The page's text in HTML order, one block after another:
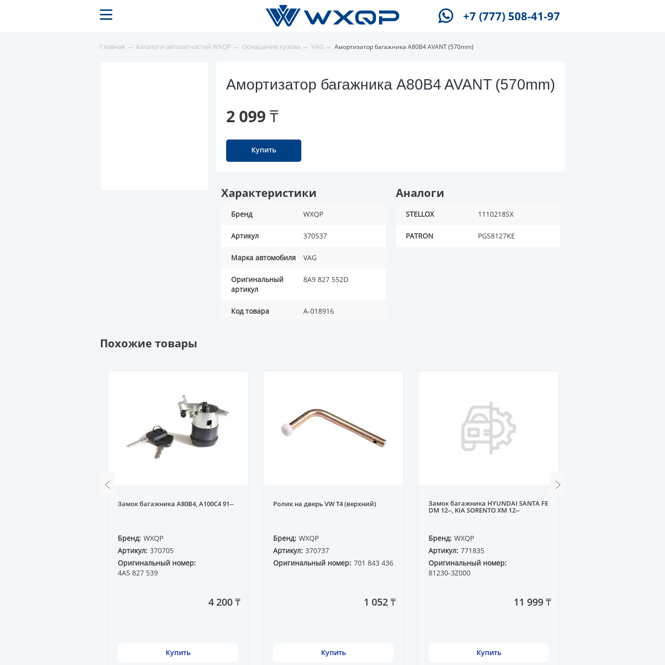
+7 (777) 508-41-97
Главная → Каталоги автозапчастей WXQP → Оснащение кузова → VAG → Амортизатор багажника A80B4 AVANT (570mm)
Амортизатор багажника A80B4 AVANT (570mm)
2 099 ₸
Купить
Характеристики
Бренд WXQP
Артикул 370537
Марка автомобиля VAG
Оригинальный
артикул
8A9 827 552D
Код товара A-018916
Аналоги
STELLOX 1110218SX
PATRON PGS8127KE
Похожие товары
Замок багажника A80B4, A100C4 91--
Бренд: WXQP
Артикул: 370705
Оригинальный номер:
4A5 827 539
4 200 ₸
Купить
Ролик на дверь VW T4 (верхний)
Бренд: WXQP
Артикул: 370737
Оригинальный номер: 701 843 436
1 052 ₸
Купить
Замок багажника HYUNDAI SANTA FE
DM 12--, KIA SORENTO XM 12--
Бренд: WXQP
Артикул: 771835
Оригинальный номер:
81230-3Z000
11 999 ₸
Купить